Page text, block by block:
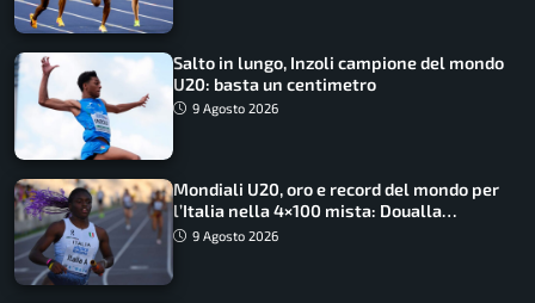
Salto in lungo, Inzoli campione del mondo
U20: basta un centimetro
9 Agosto 2026
Mondiali U20, oro e record del mondo per
l’Italia nella 4×100 mista: Doualla
straordinaria
9 Agosto 2026